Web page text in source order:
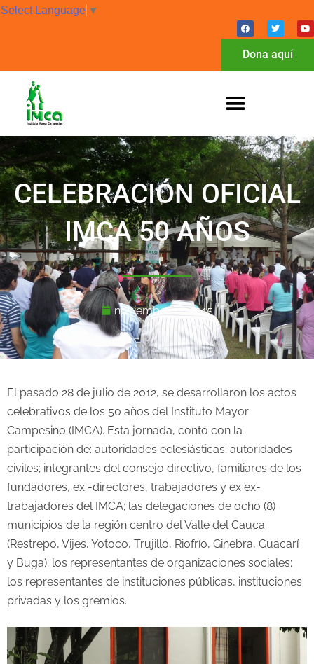
Select Language ▼
Dona aquí
CELEBRACIÓN OFICIAL
IMCA 50 AÑOS
noviembre 12, 2015
El pasado 28 de julio de 2012, se desarrollaron los actos
celebrativos de los 50 años del Instituto Mayor
Campesino (IMCA). Esta jornada, contó con la
participación de: autoridades eclesiásticas; autoridades
civiles; integrantes del consejo directivo, familiares de los
fundadores, ex -directores, trabajadores y ex ex-
trabajadores del IMCA; las delegaciones de ocho (8)
municipios de la región centro del Valle del Cauca
(Restrepo, Vijes, Yotoco, Trujillo, Riofrío, Ginebra, Guacarí
y Buga); los representantes de organizaciones sociales;
los representantes de instituciones públicas, instituciones
privadas y los gremios.